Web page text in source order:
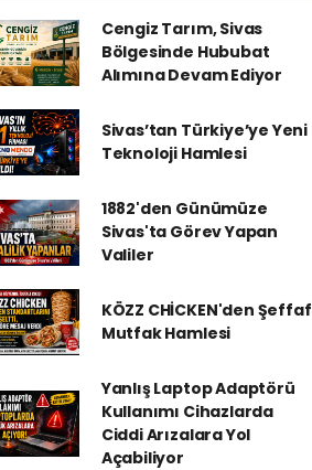
Cengiz Tarım, Sivas
Bölgesinde Hububat
Alımına Devam Ediyor
Sivas’tan Türkiye’ye Yeni
Teknoloji Hamlesi
1882'den Günümüze
Sivas'ta Görev Yapan
Valiler
KÖZZ CHİCKEN'den Şeffaf
Mutfak Hamlesi
Yanlış Laptop Adaptörü
Kullanımı Cihazlarda
Ciddi Arızalara Yol
Açabiliyor